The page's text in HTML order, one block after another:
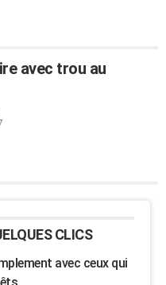
avec trou au
CLICS
avec ceux qui